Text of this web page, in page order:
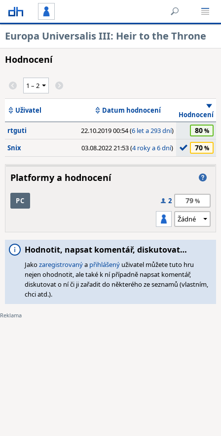
Europa Universalis III: Heir to the Throne
Hodnocení
Uživatel Datum hodnocení
Hodnocení
rtguti
22.10.2019 00:54 (6 let a 293 dní) 80
Snix 03.08.2022 21:53 (4 roky a 6 dní) 70
Platformy a hodnocení
PC 2 79
Hodnotit, napsat komentář, diskutovat…
Jakozaregistrovanýa přihlášený uživatel můžete tuto hru
nejen ohodnotit, ale také k ní případně napsat komentář,
diskutovat o ní či ji zařadit do některého ze seznamů (vlastním,
chci atd.).